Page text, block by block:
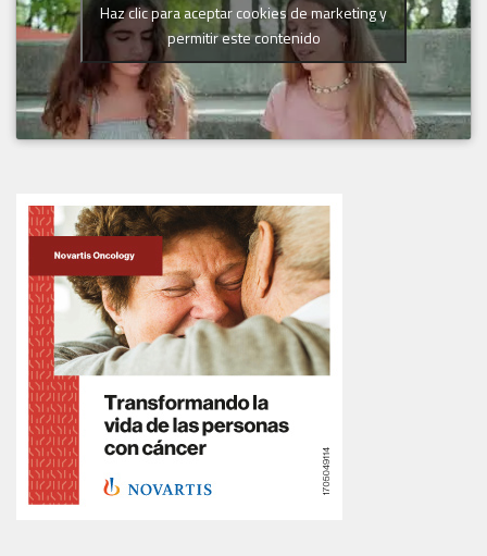
Haz clic para aceptar cookies de marketing y
permitir este contenido